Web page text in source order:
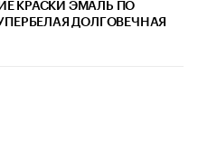
КРАСКИ ЭМАЛЬ ПО
ДОЛГОВЕЧНАЯ